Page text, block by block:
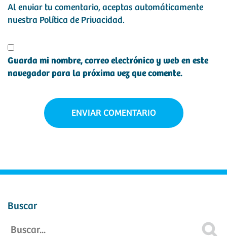
Al enviar tu comentario, aceptas automáticamente
nuestra Política de Privacidad.
Guarda mi nombre, correo electrónico y web en este
navegador para la próxima vez que comente.
Buscar